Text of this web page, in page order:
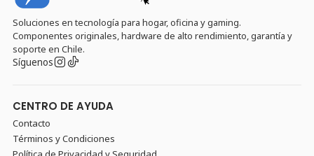
Soluciones en tecnología para hogar, oficina y gaming.
Componentes originales, hardware de alto rendimiento, garantía y
soporte en Chile.
Síguenos
CENTRO DE AYUDA
Contacto
Términos y Condiciones